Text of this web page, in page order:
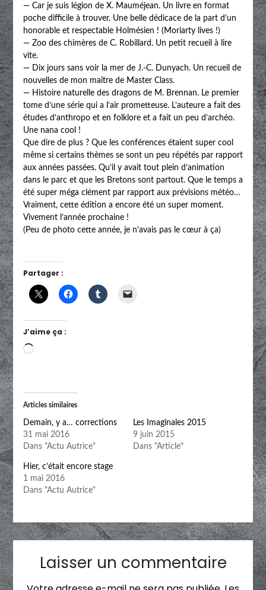
— Car je suis légion de X. Mauméjean. Un livre en format
poche difficile à trouver. Une belle dédicace de la part d’un
honorable et respectable Holmésien ! (Moriarty lives !)
— Zoo des chimères de C. Robillard. Un petit recueil à lire
vite.
— Dix jours sans voir la mer de J.-C. Dunyach. Un recueil de
nouvelles de mon maître de Master Class.
— Histoire naturelle des dragons de M. Brennan. Le premier
tome d’une série qui a l’air prometteuse. L’auteure a fait des
études d’anthropo et en folklore et a fait un peu d’archéo.
Une nana cool !
Que dire de plus ? Que les conférences étaient super cool
même si certains thèmes se sont un peu répétés par rapport
aux années passées. Qu’il y avait tout plein d’animation
dans le parc et que les Bretons sont partout. Que le temps a
été super méga clément par rapport aux prévisions météo…
Vraiment, cette édition a encore été un super moment.
Vivement l’année prochaine !
(Peu de photo cette année, je n’avais pas le cœur à ça)
Partager :
J’aime ça :
Chargement…
Articles similaires
Demain, y a… corrections
31 mai 2016
Dans "Actu Autrice"
Les Imaginales 2015
9 juin 2015
Dans "Article"
Hier, c’était encore stage
1 mai 2016
Dans "Actu Autrice"
Laisser un commentaire